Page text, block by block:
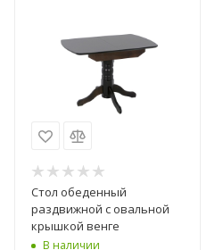
Стол обеденный
раздвижной с овальной
крышкой венге
В наличии